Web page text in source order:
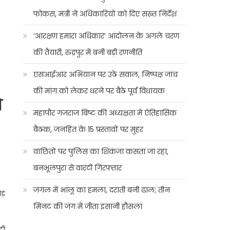
फोकस, मंत्री ने अधिकारियों को दिए सख्त निर्देश
‘आरक्षण हमारा अधिकार’ आंदोलन के अगले चरण
की तैयारी, रुद्रपुर में बनी बड़ी रणनीति
एसआईआर अभियान पर उठे सवाल, निष्पक्ष जांच
की मांग को लेकर धरने पर बैठे पूर्व विधायक
महापौर गजराज बिष्ट की अध्यक्षता में ऐतिहासिक
बैठक, जनहित के 15 प्रस्तावों पर मुहर
वांछितों पर पुलिस का शिकंजा कसता जा रहा,
बनभूलपुरा से वारंटी गिरफ्तार
जंगल में भालू का हमला, दराती बनी ढाल; तीन
मिनट की जंग में जीता इंसानी हौसला